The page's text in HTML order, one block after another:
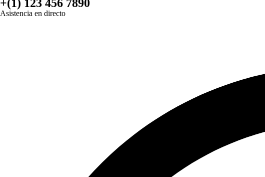
+(1) 123 456 7890
Asistencia en directo